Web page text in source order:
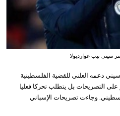
سيتي بيب غوارديولا
دعمه العلني للقضية الفلسطينية
التصريحات بل يتطلب تحركا فعليا
وجاءت تصريحات الإسباني